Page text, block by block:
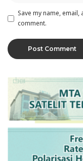
Save my name,
comment.